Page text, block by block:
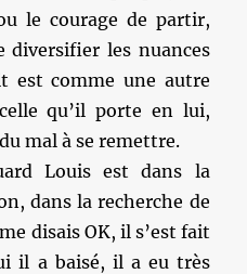
le courage de partir,
diversifier les nuances
est comme une autre
qu’il porte en lui,
mal à se remettre.
Louis est dans la
dans la recherche de
disais OK, il s’est fait
il a baisé, il a eu très